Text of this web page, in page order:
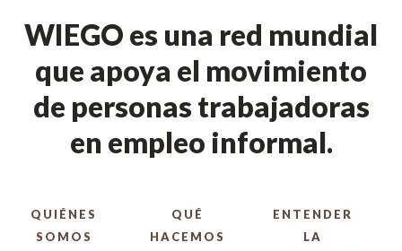
WIEGO es una red mundial
que apoya el movimiento
de personas trabajadoras
en empleo informal.
QUIÉNES
SOMOS
QUÉ
HACEMOS
ENTENDER
LA